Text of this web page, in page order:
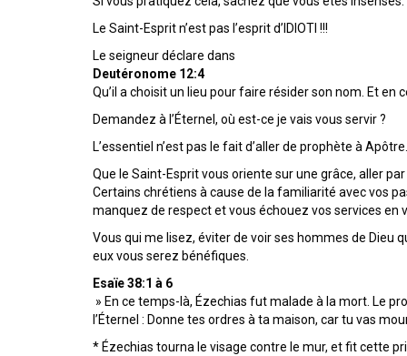
Le Saint-Esprit n’est pas l’esprit d’IDIOTI !!!
Le seigneur déclare dans
Deutéronome 12:4
Qu’il a choisit un lieu pour faire résider son nom. Et en
Demandez à l’Éternel, où est-ce je vais vous servir ?
L’essentiel n’est pas le fait d’aller de prophète à
Que le Saint-Esprit vous oriente sur une grâce, aller par
Certains chrétiens à cause de la familiarité avec vos
manquez de respect et vous échouez vos services en
Vous qui me lisez, éviter de voir ses hommes de Dieu
eux vous serez bénéfiques.
Esaïe38:1 à 6
» En ce temps-là, Ézechias fut malade à la mort. Le
l’Éternel : Donne tes ordres à ta maison, car tu vas
* Ézechias tourna le visage contre le mur, et fit cette